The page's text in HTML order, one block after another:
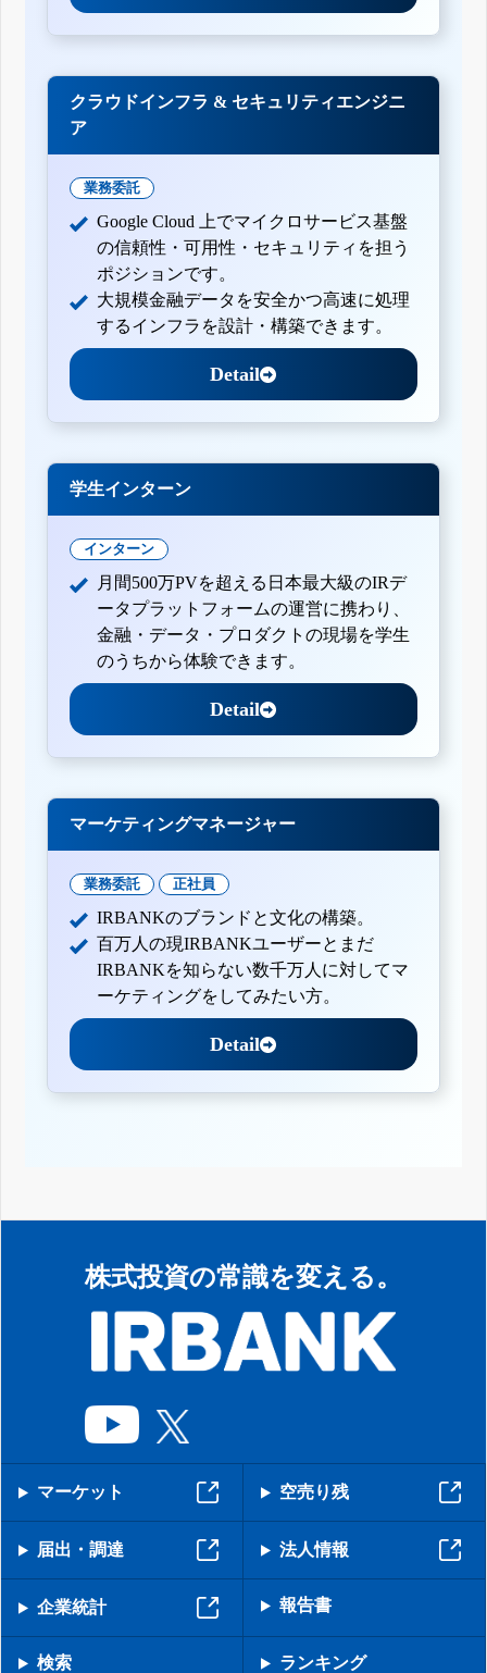
クラウドインフラ & セキュリティエンジニ
ア
業務委託
Google Cloud 上でマイクロサービス基盤
の信頼性・可用性・セキュリティを担う
ポジションです。
大規模金融データを安全かつ高速に処理
するインフラを設計・構築できます。
Detail
学生インターン
インターン
月間500万PVを超える日本最大級のIRデ
ータプラットフォームの運営に携わり、
金融・データ・プロダクトの現場を学生
のうちから体験できます。
Detail
マーケティングマネージャー
業務委託 正社員
IRBANKのブランドと文化の構築。
百万人の現IRBANKユーザーとまだ
IRBANKを知らない数千万人に対してマ
ーケティングをしてみたい方。
Detail
株式投資の常識を変える。
マーケット 空売り残
届出・調達 法人情報
企業統計 報告書
検索 ランキング